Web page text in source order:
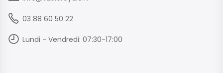
03 88 60 50 22
Lundi - Vendredi: 07:30-17:00